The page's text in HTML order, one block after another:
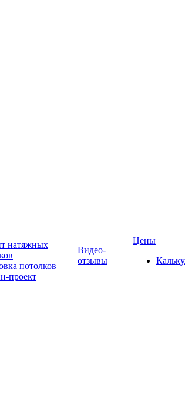
натяжных
потолков
проект
Видео-
отзывы
Цены